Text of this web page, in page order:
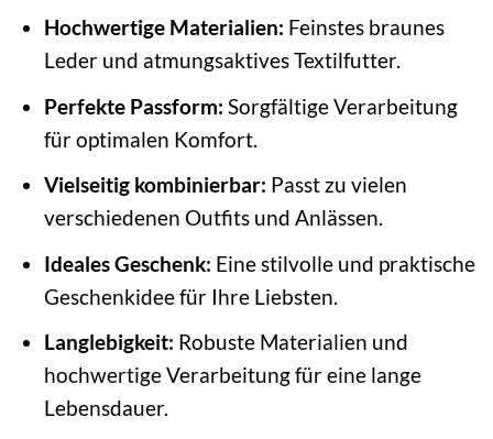
Hochwertige Materialien: Feinstes braunes
Leder und atmungsaktives Textilfutter.
Perfekte Passform: Sorgfältige Verarbeitung
für optimalen Komfort.
Vielseitig kombinierbar: Passt zu vielen
verschiedenen Outfits und Anlässen.
Ideales Geschenk: Eine stilvolle und praktische
Geschenkidee für Ihre Liebsten.
Langlebigkeit: Robuste Materialien und
hochwertige Verarbeitung für eine lange
Lebensdauer.